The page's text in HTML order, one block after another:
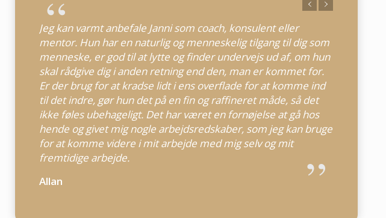
Jeg kan varmt anbefale Janni som coach, konsulent eller
mentor. Hun har en naturlig og menneskelig tilgang til dig som
menneske, er god til at lytte og finder undervejs ud af, om hun
skal rådgive dig i anden retning end den, man er kommet for.
Er der brug for at kradse lidt i ens overflade for at komme ind
til det indre, gør hun det på en fin og raffineret måde, så det
ikke føles ubehageligt. Det har været en fornøjelse at gå hos
hende og givet mig nogle arbejdsredskaber, som jeg kan bruge
for at komme videre i mit arbejde med mig selv og mit
fremtidige arbejde.
Allan